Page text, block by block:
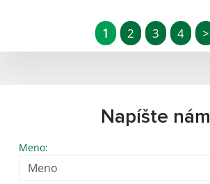
1 2 3 4 >
Napíšte nám
Meno: